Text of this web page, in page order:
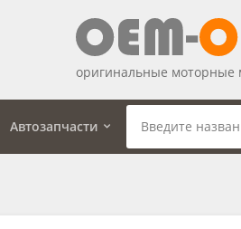
оригинальные моторные
Автозапчасти